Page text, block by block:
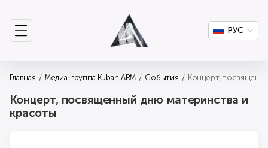
РУС
Главная Медиа-группа Kuban ARM События Концерт,
Концерт, посвященный дню материнства и
красоты